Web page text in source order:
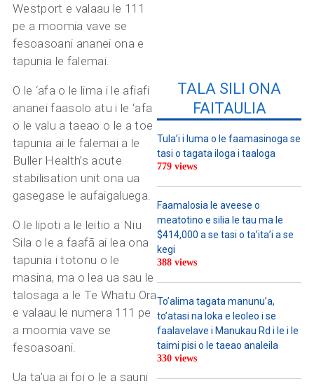
Westport e valaau le 111
pe a moomia vave se
fesoasoani ananei ona e
tapunia le falemai.
O le ‘afa o le lima i le afiafi
ananei faasolo atu i le ‘afa
o le valu a taeao o le a toe
tapunia ai le falemai a le
Buller Health’s acute
stabilisation unit ona ua
gasegase le aufaigaluega.
O le lipoti a le leitio a Niu
Sila o le a faafā ai lea ona
tapunia i totonu o le
masina, ma o lea ua sau le
talosaga a le Te Whatu Ora
e valaau le numera 111 pe
a moomia vave se
fesoasoani.
Ua ta’ua ai foi o le a sauni
TALA SILI ONA
FAITAULIA
Tula’i i luma o le faamasinoga se
tasi o tagata iloga i taaloga
779 views
Faamalosia le aveese o
meatotino e silia le tau ma le
$414,000 a se tasi o ta’ita’i a se
kegi
388 views
To’alima tagata manunu’a,
to’atasi na loka e leoleo i se
faalavelave i Manukau Rd i le i le
taimi pisi o le taeao analeila
330 views